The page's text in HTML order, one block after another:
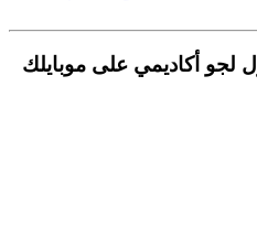
لجو أكاديمي على موبايلك